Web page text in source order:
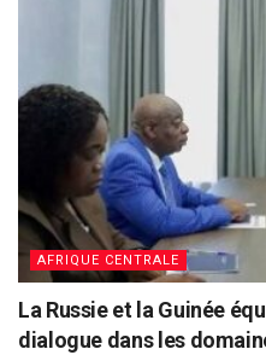
AFRIQUE CENTRALE
La Russie et la Guinée
dialogue dans les